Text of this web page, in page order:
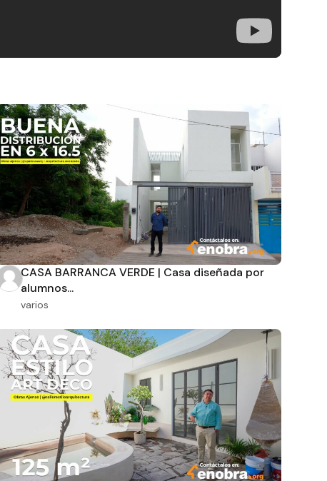
CASA BARRANCA VERDE | Casa diseñada por
alumnos...
varios